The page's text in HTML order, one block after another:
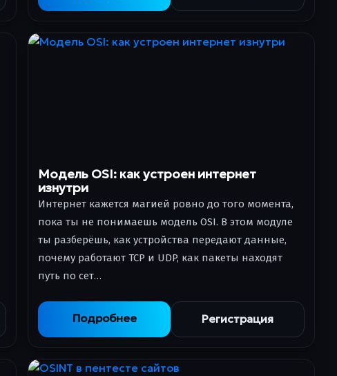
Модель OSI: как устроен интернет
изнутри
Интернет кажется магией ровно до того момента,
пока ты не понимаешь модель OSI. В этом модуле
ты разберёшь, как устройства передают данные,
почему работают TCP и UDP, как пакеты находят
путь по сет…
Подробнее Регистрация